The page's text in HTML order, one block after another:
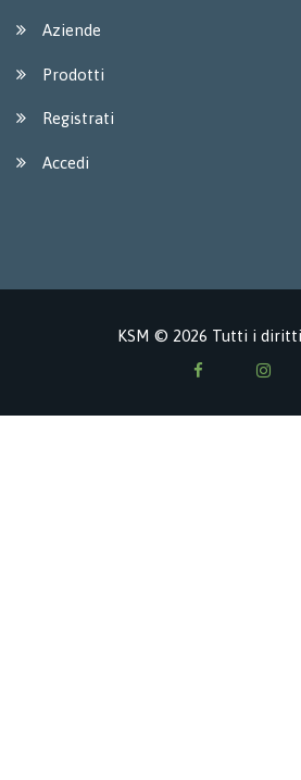
Aziende
Prodotti
Registrati
Accedi
KSM © 2026 Tutti i